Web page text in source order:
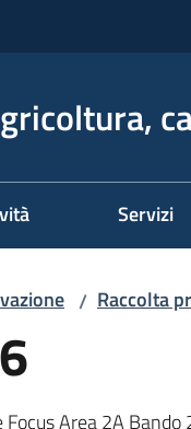
Servizi
/ Raccolta
Area 2A Bando